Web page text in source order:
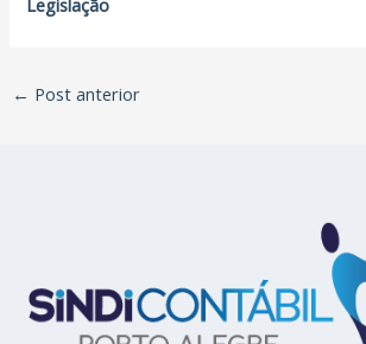
Legislação
← Post anterior